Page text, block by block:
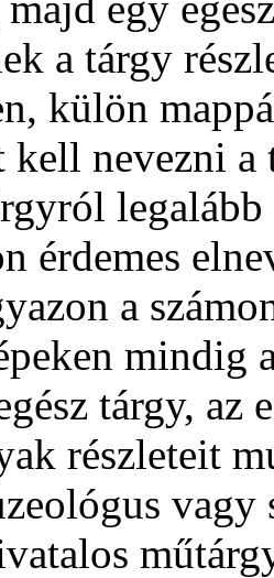
a tárgy
külön
kell nevezni
érdemes
a
mindig
tárgy, az
részleteit